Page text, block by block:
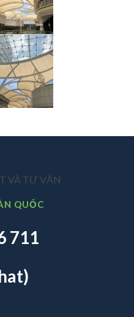
VÀ TƯ VẤN
QUỐC
711